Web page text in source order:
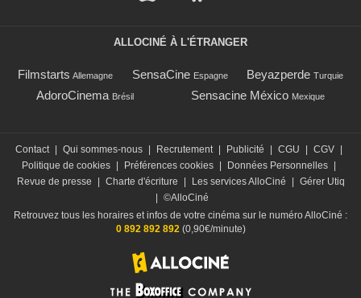
ALLOCINÉ À L'ÉTRANGER
Filmstarts Allemagne SensaCine Espagne Beyazperde Turquie
AdoroCinema Brésil Sensacine México Mexique
Contact Qui sommes-nous Recrutement Publicité CGU CGV
Politique de cookies
Préférences cookies Données Personnelles
Revue de presse
Charte d'écriture Les services AlloCiné
Gérer Utiq
©AlloCiné
Retrouvez tous les horaires et infos de votre cinéma sur le numéro AlloCiné :
0 892 892 892(0,90€/minute)